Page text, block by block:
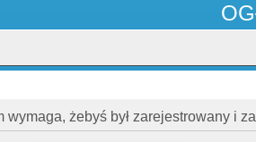
wymaga, żebyś był zarejestrowany i